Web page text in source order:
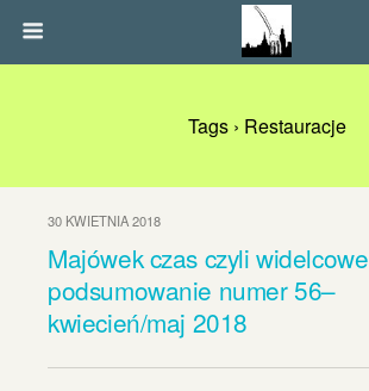
Tags › Restauracje
30 KWIETNIA 2018
Majówek czas czyli widelcowe
podsumowanie numer 56–
kwiecień/maj 2018